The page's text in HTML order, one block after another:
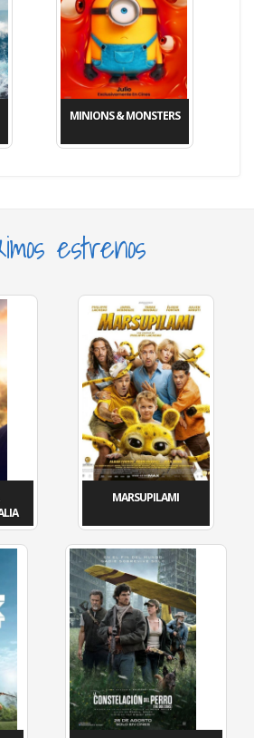
MINIONS & MONSTERS
estrenos
MARSUPILAMI